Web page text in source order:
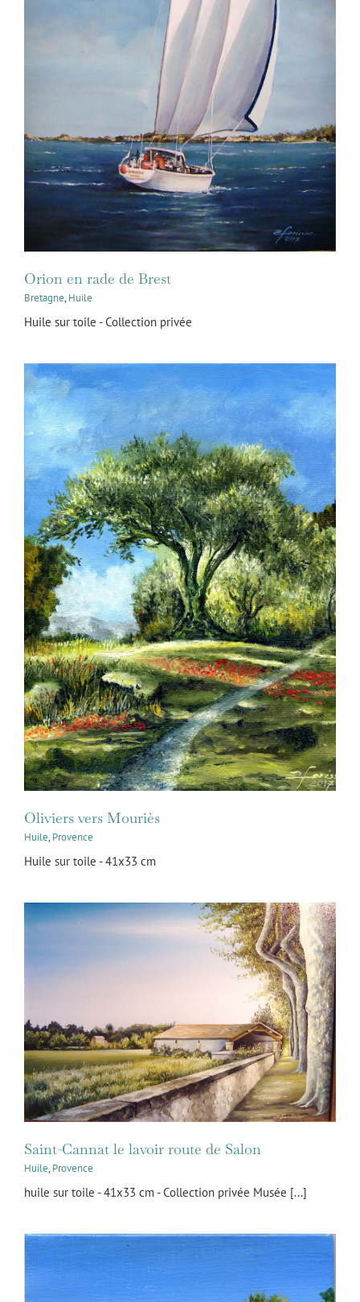
Orion en rade de Brest
Bretagne, Huile
Huile sur toile - Collection privée
Oliviers vers Mouriès
Huile, Provence
Huile sur toile - 41x33 cm
Saint-Cannat le lavoir route de Salon
Huile, Provence
huile sur toile - 41x33 cm - Collection privée Musée [...]